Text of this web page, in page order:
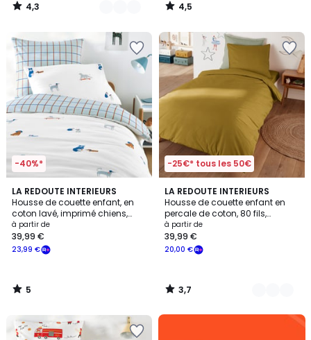
4,3
/
4,5
/
-40%*
LA REDOUTE INTERIEURS
Housse de couette enfant, en
coton lavé, imprimé chiens,
TEAM CHIENS
à partir de
23,99 €
39,99 €
5
/
5
5
/
-25€* tous les 50€
LA REDOUTE INTERIEURS
Housse de couette enfant en
percale de coton, 80 fils,
Scénario
à partir de
20,00 €
39,99 €
3,7
/ 5
3
Couleurs
3,7
/
Alma